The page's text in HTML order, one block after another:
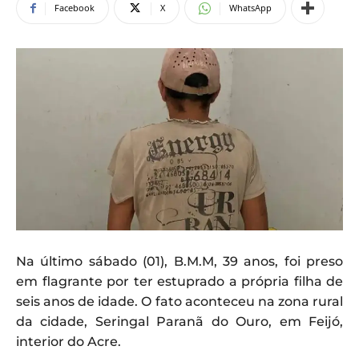
Facebook X WhatsApp
Na último sábado (01), B.M.M, 39 anos, foi preso
em flagrante por ter estuprado a própria filha de
seis anos de idade. O fato aconteceu na zona rural
da cidade, Seringal Paranã do Ouro, em Feijó,
interior do Acre.